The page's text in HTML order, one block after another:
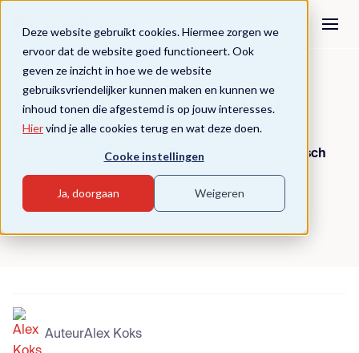
Deze website gebruikt cookies. Hiermee zorgen we
ervoor dat de website goed functioneert. Ook
geven ze inzicht in hoe we de website
gebruiksvriendelijker kunnen maken en kunnen we
inhoud tonen die afgestemd is op jouw interesses.
Hiervind je alle cookies terug en wat deze doen.
Cooke instellingen
Ja, doorgaan Weigeren
Terug naar overzicht
De kracht van verhalen in je
kennisles
Een klittenband effect op kennis binnen thematisch
onderwijs
Onderwijspraktijk
AuteurAlex Koks